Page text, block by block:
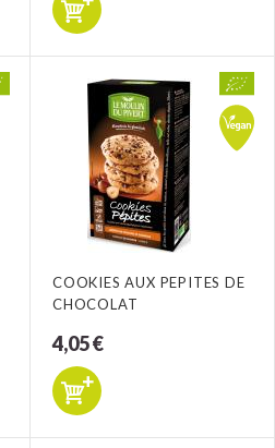
COOKIES AUX PEPITES DE
CHOCOLAT
4,05 €